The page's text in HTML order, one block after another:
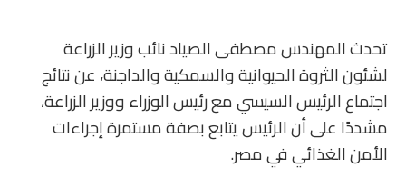
تحدث المهندس مصطفى الصياد نائب وزير الزراعة
لشئون الثروة الحيوانية والسمكية والداجنة، عن نتائج
اجتماع الرئيس السيسي مع رئيس الوزراء ووزير الزراعة،
مشددًا على أن الرئيس يتابع بصفة مستمرة إجراءات
الأمن الغذائي في مصر.